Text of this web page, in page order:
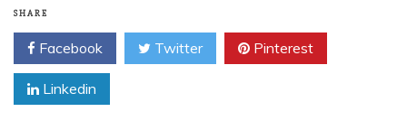
SHARE
Facebook Twitter Pinterest
Linkedin